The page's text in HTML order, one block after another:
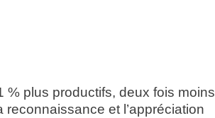
% plus productifs, deux fois moins
et l’appréciation